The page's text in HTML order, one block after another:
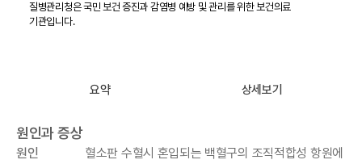
질병관리청은 국민 보건 증진과 감염병 예방 및 관리를 위한 보건의료
기관입니다.
요약 상세보기
원인과 증상
원인
혈소판 수혈시 혼입되는 백혈구의 조직적합성 항원에